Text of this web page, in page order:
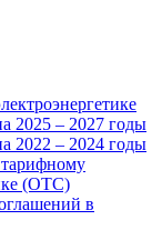
2025 – 2027 годы
2022 – 2024 годы
(ОТС)
в